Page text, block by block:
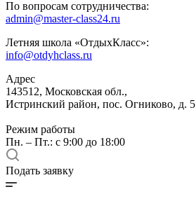
По вопросам сотрудничества:
admin@master-class24.ru
Летняя школа «ОтдыхКласс»:
info@otdyhclass.ru
Адрес
143512, Московская обл.,
Истринский район, пос. Огниково, д. 5
Режим работы
Пн. – Пт.: с 9:00 до 18:00
Подать заявку